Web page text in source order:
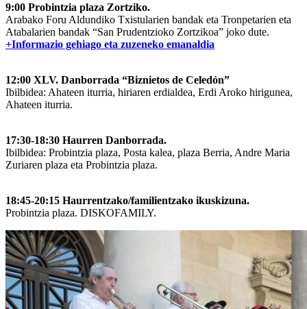
9:00 Probintzia plaza Zortziko.
Arabako Foru Aldundiko Txistularien bandak eta Tronpetarien eta
Atabalarien bandak “San Prudentzioko Zortzikoa” joko dute.
+Informazio gehiago eta zuzeneko emanaldia
12:00 XLV. Danborrada “Biznietos de Celedón”
Ibilbidea: Ahateen iturria, hiriaren erdialdea, Erdi Aroko hirigunea,
Ahateen iturria.
17:30-18:30 Haurren Danborrada.
Ibilbidea: Probintzia plaza, Posta kalea, plaza Berria, Andre Maria
Zuriaren plaza eta Probintzia plaza.
18:45-20:15 Haurrentzako/familientzako ikuskizuna.
Probintzia plaza. DISKOFAMILY.